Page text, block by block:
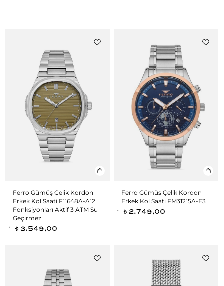
Ferro Gümüş Çelik Kordon
Erkek Kol Saati F11648A-A12
Fonksiyonları Aktif 3 ATM Su
Geçirmez
t 3.549,00
Ferro Gümüş Çelik Kordon
Erkek Kol Saati FM31215A-E3
t 2.749,00